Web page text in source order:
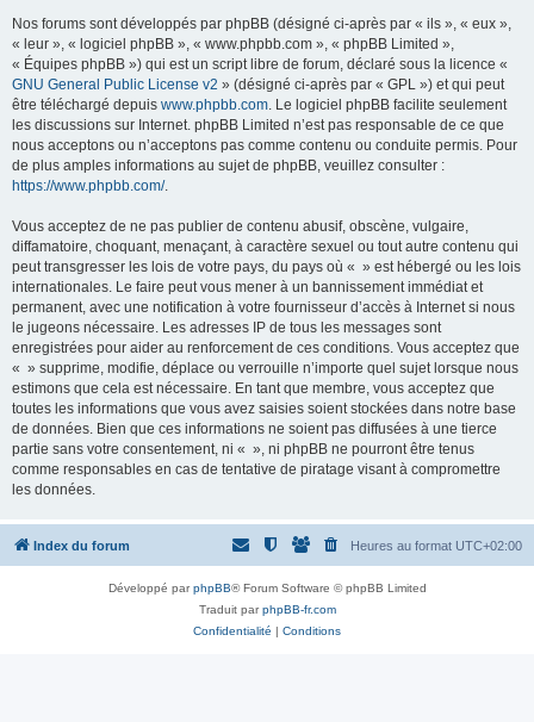
Nos forums sont développés par phpBB (désigné ci-après par « ils », « eux »,
« leur », « logiciel phpBB », « www.phpbb.com », « phpBB Limited »,
« Équipes phpBB ») qui est un script libre de forum, déclaré sous la licence «
GNU General Public License v2 » (désigné ci-après par « GPL ») et qui peut
être téléchargé depuis www.phpbb.com. Le logiciel phpBB facilite seulement
les discussions sur Internet. phpBB Limited n’est pas responsable de ce que
nous acceptons ou n’acceptons pas comme contenu ou conduite permis. Pour
de plus amples informations au sujet de phpBB, veuillez consulter :
https://www.phpbb.com/.
Vous acceptez de ne pas publier de contenu abusif, obscène, vulgaire,
diffamatoire, choquant, menaçant, à caractère sexuel ou tout autre contenu qui
peut transgresser les lois de votre pays, du pays où « » est hébergé ou les lois
internationales. Le faire peut vous mener à un bannissement immédiat et
permanent, avec une notification à votre fournisseur d’accès à Internet si nous
le jugeons nécessaire. Les adresses IP de tous les messages sont
enregistrées pour aider au renforcement de ces conditions. Vous acceptez que
« » supprime, modifie, déplace ou verrouille n’importe quel sujet lorsque nous
estimons que cela est nécessaire. En tant que membre, vous acceptez que
toutes les informations que vous avez saisies soient stockées dans notre base
de données. Bien que ces informations ne soient pas diffusées à une tierce
partie sans votre consentement, ni « », ni phpBB ne pourront être tenus
comme responsables en cas de tentative de piratage visant à compromettre
les données.
Index du forum Heures au format UTC+02:00
Développé parphpBB® Forum Software © phpBB Limited
Traduit parphpBB-fr.com
Confidentialité | Conditions